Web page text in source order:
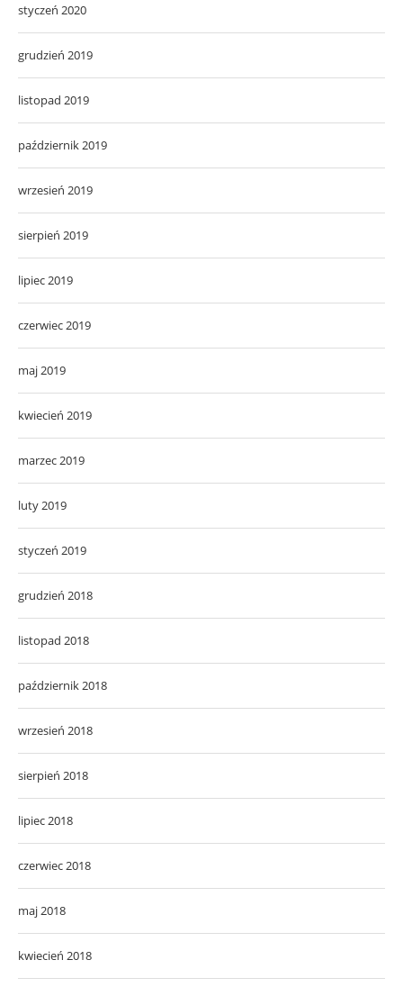
styczeń 2020
grudzień 2019
listopad 2019
październik 2019
wrzesień 2019
sierpień 2019
lipiec 2019
czerwiec 2019
maj 2019
kwiecień 2019
marzec 2019
luty 2019
styczeń 2019
grudzień 2018
listopad 2018
październik 2018
wrzesień 2018
sierpień 2018
lipiec 2018
czerwiec 2018
maj 2018
kwiecień 2018